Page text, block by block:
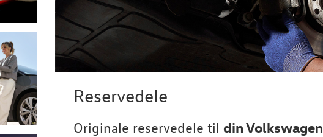
Reservedele
Originale reservedele til din Volkswagen